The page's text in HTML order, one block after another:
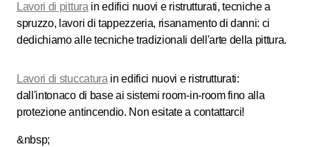
Lavori di pittura in edifici nuovi e ristrutturati, tecniche a
spruzzo, lavori di tappezzeria, risanamento di danni: ci
dedichiamo alle tecniche tradizionali dell'arte della pittura.
Lavori di stuccatura in edifici nuovi e ristrutturati:
dall'intonaco di base ai sistemi room-in-room fino alla
protezione antincendio. Non esitate a contattarci!
&nbsp;